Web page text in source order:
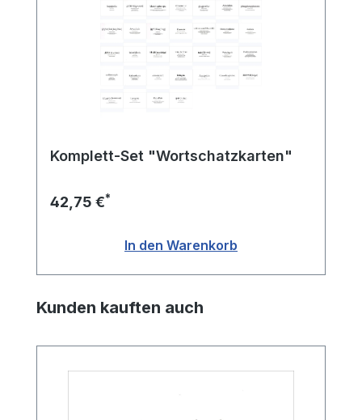
Komplett-Set "Wortschatzkarten"
42,75 €*
In den Warenkorb
Produktgalerie überspringen
Kunden kauften auch